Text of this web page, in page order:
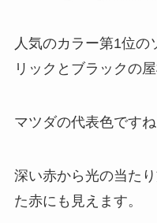
人気のカラー第1位の
リックとブラックの
マツダの代表色ですね
深い赤から光の当た
た赤にも見えます。